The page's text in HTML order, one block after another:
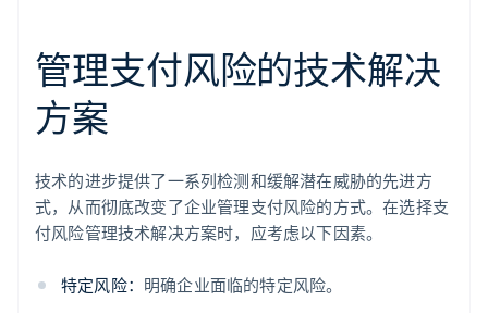
管理支付风险的技术解决
方案
技术的进步提供了一系列检测和缓解潜在威胁的先进方
式，从而彻底改变了企业管理支付风险的方式。在选择支
付风险管理技术解决方案时，应考虑以下因素。
特定风险： 明确企业面临的特定风险。